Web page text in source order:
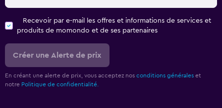
Recevoir par e-mail les offres et informations de services et
produits de momondo et de ses partenaires
Créer une Alerte de prix
En créant une alerte de prix, vous acceptez nos conditions générales et
notre Politique de confidentialité.